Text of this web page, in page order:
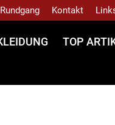
Kontakt
TOP